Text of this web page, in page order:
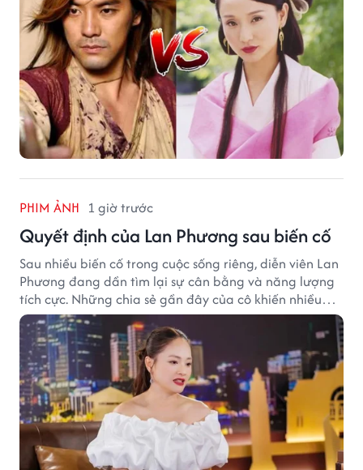
PHIM ẢNH 1 giờ trước
Quyết định của Lan Phương sau biến cố
Sau nhiều biến cố trong cuộc sống riêng, diễn viên Lan
Phương đang dần tìm lại sự cân bằng và năng lượng
tích cực. Những chia sẻ gần đây của cô khiến nhiều
khán giả thêm yêu mến và dành sự đồng cảm.